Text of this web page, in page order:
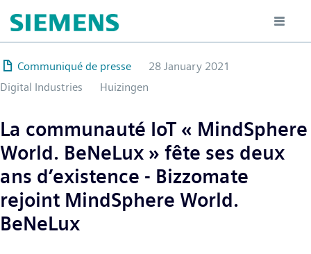
till
huvudinnehåll
Communiqué de presse
28 January 2021
Digital Industries
Huizingen
La communauté IoT « MindSphere
World. BeNeLux » fête ses deux
ans d’existence - Bizzomate
rejoint MindSphere World.
BeNeLux